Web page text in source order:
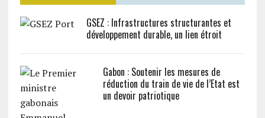
GSEZ : Infrastructures structurantes et
développement durable, un lien étroit
Gabon : Soutenir les mesures de
réduction du train de vie de l’Etat est
un devoir patriotique